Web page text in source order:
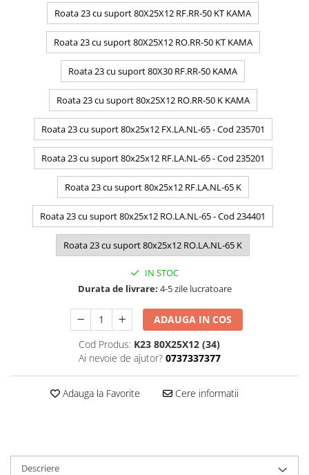
Roata 23 cu suport 80X25X12 RF.RR-50 KT KAMA
Roata 23 cu suport 80X25X12 RO.RR-50 KT KAMA
Roata 23 cu suport 80X30 RF.RR-50 KAMA
Roata 23 cu suport 80x25X12 RO.RR-50 K KAMA
Roata 23 cu suport 80x25x12 FX.LA.NL-65 - Cod 235701
Roata 23 cu suport 80x25x12 RF.LA.NL-65 - Cod 235201
Roata 23 cu suport 80x25x12 RF.LA.NL-65 K
Roata 23 cu suport 80x25x12 RO.LA.NL-65 - Cod 234401
Roata 23 cu suport 80x25x12 RO.LA.NL-65 K
IN STOC
Durata de livrare: 4-5 zile lucratoare
ADAUGA IN COS
Cod Produs: K23 80X25X12 (34)
Ai nevoie de ajutor? 0737337377
Adauga la Favorite Cere informatii
Descriere